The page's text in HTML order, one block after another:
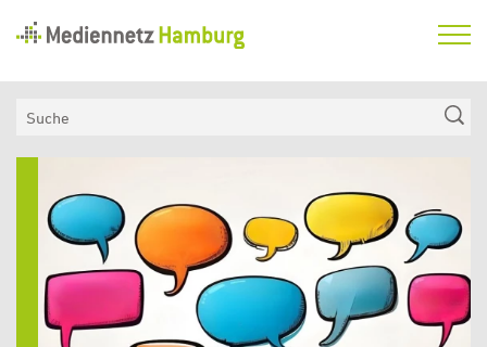
Hamburg
Aktuelles
Verein
Hamburg